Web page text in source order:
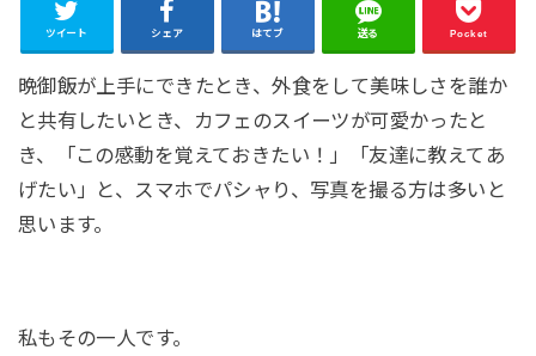
ツイート シェア はてブ 送る Pocket
晩御飯が上手にできたとき、外食をして美味しさを誰か
と共有したいとき、カフェのスイーツが可愛かったと
き、「この感動を覚えておきたい！」「友達に教えてあ
げたい」と、スマホでパシャり、写真を撮る方は多いと
思います。
私もその一人です。